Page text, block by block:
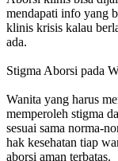
mendapati info yang
klinis krisis kalau
ada.
Stigma Aborsi pada
Wanita yang harus
memperoleh stigma
sesuai sama norma-
hak kesehatan tiap
aborsi aman terbatas.